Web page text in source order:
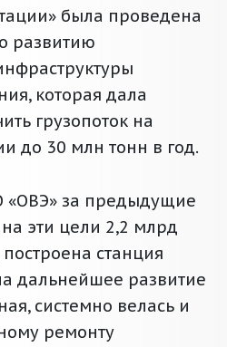
была проведена
развитию
которая дала
грузопоток на
до 30 млн тонн в год.
«ОВЭ» за предыдущие
эти цели 2,2 млрд
станция
дальнейшее развитие
системно велась и
ремонту